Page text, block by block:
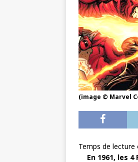
(image © Marvel
Temps de lecture
En 1961, les